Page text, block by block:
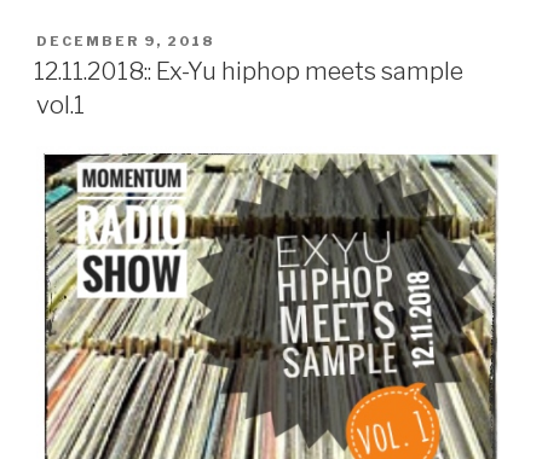
c
e
b
o
o
k
tt
er
ail
e
POSTED
ON
DECEMBER 9, 2018
12.11.2018:: Ex-Yu hiphop meets sample
vol.1